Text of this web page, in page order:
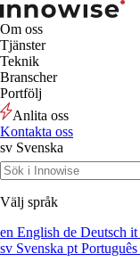
Om oss
Tjänster
Teknik
Branscher
Portfölj
Anlita oss
Kontakta oss
sv Svenska
Välj språk
en English de Deutsch it
sv Svenska pt Português